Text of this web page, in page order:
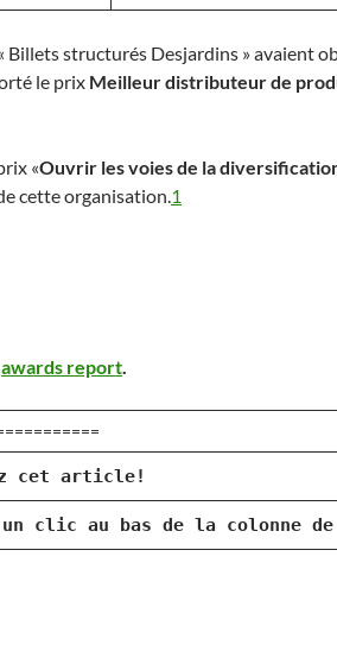
Billets structurés Desjardins » avaient
le prix Meilleur distributeur de
«Ouvrir les voies de la
cette organisation.1
awards report.
cet article!
clic au bas de la colonne